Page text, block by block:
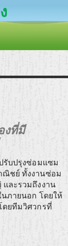
งที่มี
รับปรุงซ่อมแซม
ณิชย์ ทั้งงานซ่อม
และรวมถึงงาน
ภายนอก โดยให้
ดยทีมวิศวกรที่